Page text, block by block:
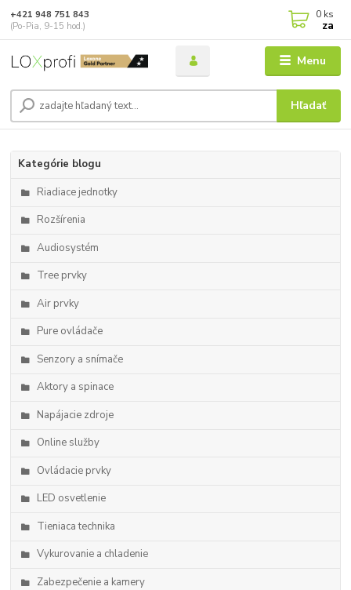
Menu
Hľadať
+421 948 751 843
(Po-Pia, 9-15 hod.)
0 ks
za
Kategórie blogu
Riadiace jednotky
Rozšírenia
Audiosystém
Tree prvky
Air prvky
Pure ovládače
Senzory a snímače
Aktory a spinace
Napájacie zdroje
Online služby
Ovládacie prvky
LED osvetlenie
Tieniaca technika
Vykurovanie a chladenie
Zabezpečenie a kamery